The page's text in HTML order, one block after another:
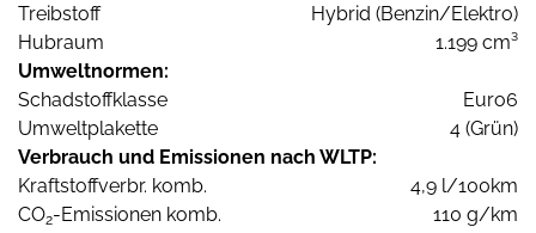
Treibstoff
Hybrid (Benzin/Elektro)
Hubraum
1.199 cm³
Umweltnormen:
Schadstoffklasse
Euro6
Umweltplakette
4 (Grün)
Verbrauch und Emissionen nach WLTP:
Kraftstoffverbr. komb.
4,9 l/100km
CO2-Emissionen komb.
110 g/km